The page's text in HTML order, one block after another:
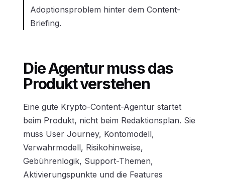
Adoptionsproblem hinter dem Content-
Briefing.
Die Agentur muss das
Produkt verstehen
Eine gute Krypto-Content-Agentur startet
beim Produkt, nicht beim Redaktionsplan. Sie
muss User Journey, Kontomodell,
Verwahrmodell, Risikohinweise,
Gebührenlogik, Support-Themen,
Aktivierungspunkte und die Features